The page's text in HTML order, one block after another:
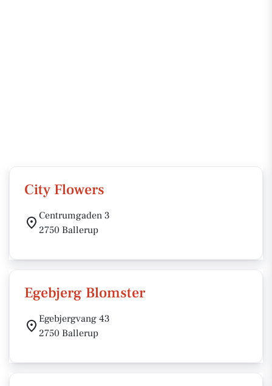
City Flowers
Centrumgaden 3
2750 Ballerup
Egebjerg Blomster
Egebjergvang 43
2750 Ballerup